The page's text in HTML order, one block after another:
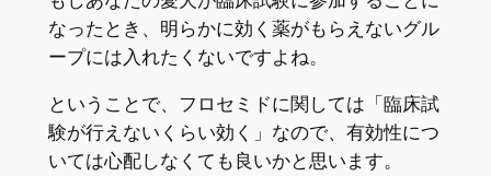
なったとき、明らかに効く薬がもらえないグル
ープには入れたくないですよね。
ということで、フロセミドに関しては「臨床試
験が行えないくらい効く」なので、有効性につ
いては心配しなくても良いかと思います。